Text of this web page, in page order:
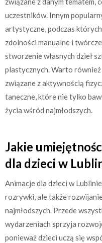
uczestników. Innym
artystyczne, podczas
zdolności manualne i
stworzenie własnych dzieł
plastycznych. Warto
związane z aktywnością
taneczne, które nie tylko
życia wśród najmłodszych.
Jakie
dla dzieci w
Animacje dla dzieci w
rozrywki, ale także
najmłodszych. Przede
wydarzeniach sprzyja
ponieważ dzieci uczą się